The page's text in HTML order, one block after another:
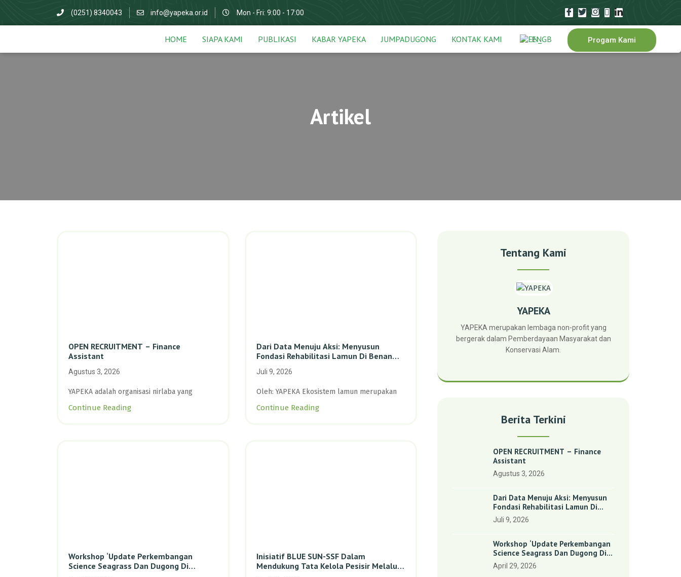
(0251) 8340043 info@yapeka.or.id Mon - Fri: 9:00 - 17:00
HOME SIAPA KAMI PUBLIKASI KABAR YAPEKA JUMPADUGONG KONTAK KAMI EN Progam Kami
Artikel
OPEN RECRUITMENT – Finance
Assistant
Agustus 3, 2026
YAPEKA adalah organisasi nirlaba yang
Continue Reading
Dari Data Menuju Aksi: Menyusun
Fondasi Rehabilitasi Lamun Di Benan
Juli 9, 2026
Oleh: YAPEKA Ekosistem lamun merupakan
Continue Reading
Workshop ‘Update Perkembangan
Science Seagrass Dan Dugong Di
Inisiatif BLUE SUN-SSF Dalam
Mendukung Tata Kelola Pesisir Melalui
Tentang Kami
YAPEKA
YAPEKA merupakan lembaga non-profit yang
bergerak dalam Pemberdayaan Masyarakat dan
Konservasi Alam.
Berita Terkini
OPEN RECRUITMENT – Finance
Assistant
Agustus 3, 2026
Dari Data Menuju Aksi: Menyusun
Fondasi Rehabilitasi Lamun Di
Benan Dan Sebong Lagoi,
Kepulauan Riau
Juli 9, 2026
Workshop ‘Update Perkembangan
Science Seagrass Dan Dugong Di
Indonesia’: Perkuat Dasar Ilmiah
Dan Kolaborasi Konservasi
April 29, 2026